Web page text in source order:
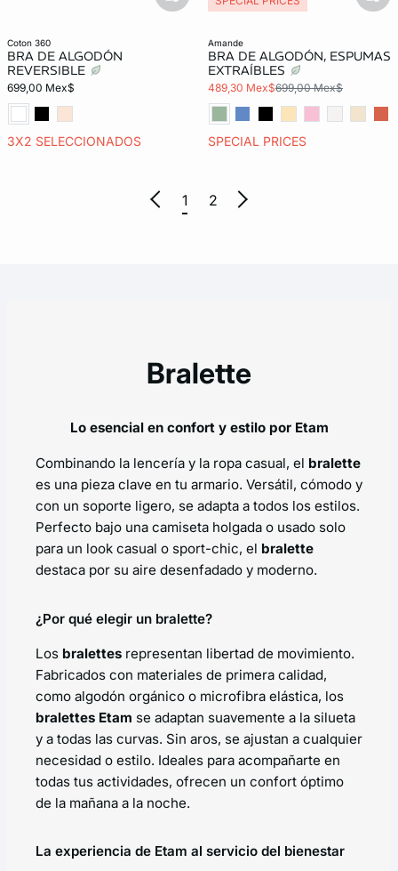
coton 360
BRA DE ALGODÓN
REVERSIBLE
699,00 Mex$
3X2 SELECCIONADOS
amande
BRA DE ALGODÓN, ESPUMAS
EXTRAÍBLES
489,30 Mex$699,00 Mex$
SPECIAL PRICES
1 2
Bralette
Lo esencial en confort y estilo por Etam
Combinando la lencería y la ropa casual, el bralette
es una pieza clave en tu armario. Versátil, cómodo y
con un soporte ligero, se adapta a todos los estilos.
Perfecto bajo una camiseta holgada o usado solo
para un look casual o sport-chic, el bralette
destaca por su aire desenfadado y moderno.
¿Por qué elegir un bralette?
Los bralettes representan libertad de movimiento.
Fabricados con materiales de primera calidad,
como algodón orgánico o microfibra elástica, los
bralettes Etam se adaptan suavemente a la silueta
y a todas las curvas. Sin aros, se ajustan a cualquier
necesidad o estilo. Ideales para acompañarte en
todas tus actividades, ofrecen un confort óptimo
de la mañana a la noche.
La experiencia de Etam al servicio del bienestar